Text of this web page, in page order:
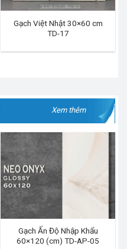
Gạch Việt Nhật 30×60 cm
TD-17
Xem thêm
Gạch Ấn Độ Nhập Khẩu
60×120 (cm) TD-AP-05